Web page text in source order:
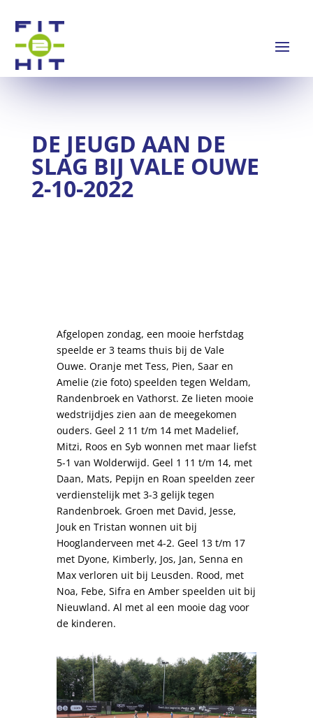
DE JEUGD AAN DE
SLAG BIJ VALE OUWE
2-10-2022
Afgelopen zondag, een mooie herfstdag
speelde er 3 teams thuis bij de Vale
Ouwe. Oranje met Tess, Pien, Saar en
Amelie (zie foto) speelden tegen Weldam,
Randenbroek en Vathorst. Ze lieten mooie
wedstrijdjes zien aan de meegekomen
ouders. Geel 2 11 t/m 14 met Madelief,
Mitzi, Roos en Syb wonnen met maar liefst
5-1 van Wolderwijd. Geel 1 11 t/m 14, met
Daan, Mats, Pepijn en Roan speelden zeer
verdienstelijk met 3-3 gelijk tegen
Randenbroek. Groen met David, Jesse,
Jouk en Tristan wonnen uit bij
Hooglanderveen met 4-2. Geel 13 t/m 17
met Dyone, Kimberly, Jos, Jan, Senna en
Max verloren uit bij Leusden. Rood, met
Noa, Febe, Sifra en Amber speelden uit bij
Nieuwland. Al met al een mooie dag voor
de kinderen.